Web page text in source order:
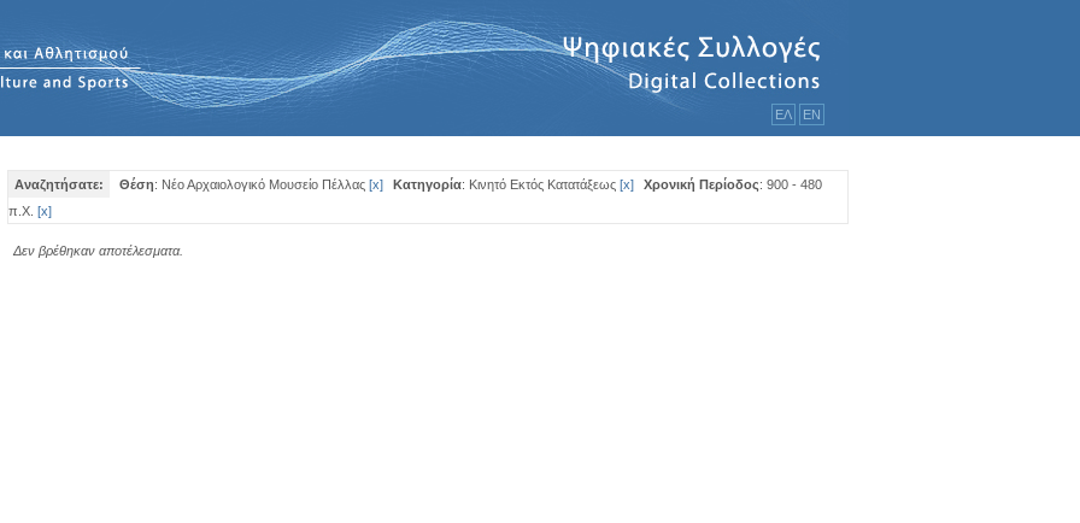
ΕΛ ΕΝ
Αναζητήσατε: Θέση: Νέο Αρχαιολογικό Μουσείο Πέλλας [x] Κατηγορία: Κινητό Εκτός Κατατάξεως [x] Χρονική Περίοδος: 900 - 480
π.Χ. [x]
Δεν βρέθηκαν αποτέλεσματα.